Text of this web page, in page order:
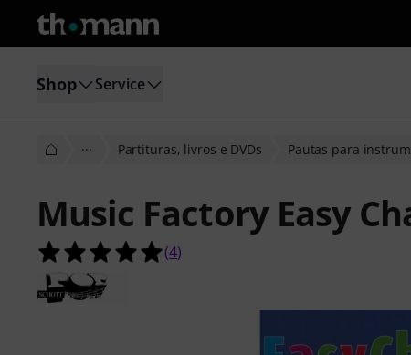
Shop Service
··· Partituras, livros e DVDs Pautas para
Music Factory Easy
5.0 de 5 estrelas de 4 avaliações de
(4)